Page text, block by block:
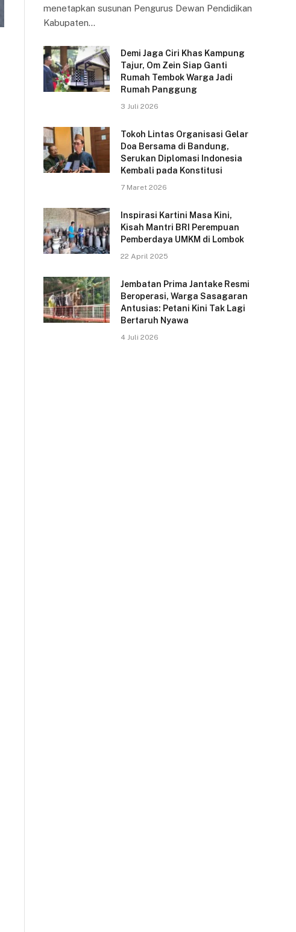
menetapkan susunan Pengurus Dewan Pendidikan
Kabupaten…
Demi Jaga Ciri Khas Kampung
Tajur, Om Zein Siap Ganti
Rumah Tembok Warga Jadi
Rumah Panggung
3 Juli 2026
Tokoh Lintas Organisasi Gelar
Doa Bersama di Bandung,
Serukan Diplomasi Indonesia
Kembali pada Konstitusi
7 Maret 2026
Inspirasi Kartini Masa Kini,
Kisah Mantri BRI Perempuan
Pemberdaya UMKM di Lombok
22 April 2025
Jembatan Prima Jantake Resmi
Beroperasi, Warga Sasagaran
Antusias: Petani Kini Tak Lagi
Bertaruh Nyawa
4 Juli 2026